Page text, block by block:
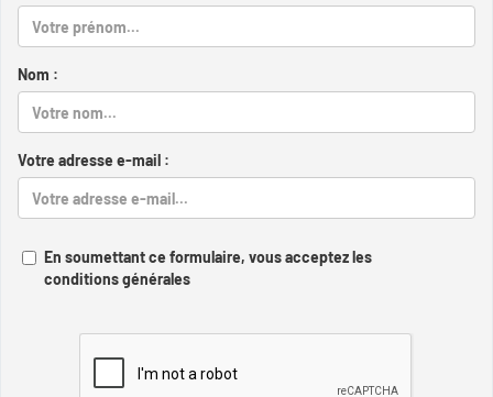
Nom :
Votre adresse e-mail :
En soumettant ce formulaire, vous acceptez les
conditions générales